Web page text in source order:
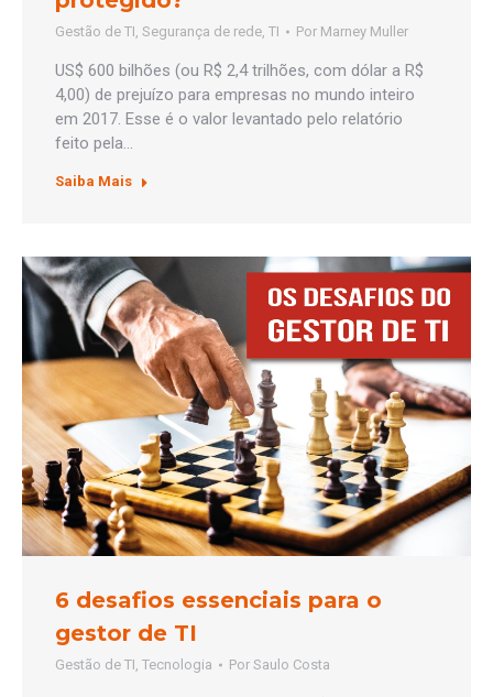
Gestão de TI, Segurança de rede, TI Por Marney Muller
US$ 600 bilhões (ou R$ 2,4 trilhões, com dólar a R$
4,00) de prejuízo para empresas no mundo inteiro
em 2017. Esse é o valor levantado pelo relatório
feito pela…
Saiba Mais
6 desafios essenciais para o
gestor de TI
Gestão de TI, Tecnologia Por Saulo Costa